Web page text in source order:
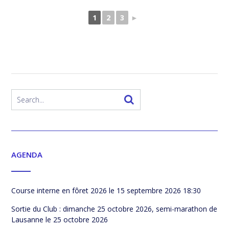
1 2 3 ►
AGENDA
Course interne en fôret 2026 le 15 septembre 2026 18:30
Sortie du Club : dimanche 25 octobre 2026, semi-marathon de
Lausanne le 25 octobre 2026